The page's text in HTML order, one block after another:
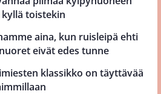
kyllä toistekin
aina, kun ruisleipä ehti
eivät edes tunne
klassikko on täyttävää